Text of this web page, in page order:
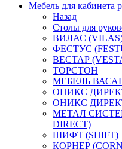
Мебель для кабинета
Назад
Столы для
ВИЛАС
ФЕСТУС
ВЕСТАР
ТОРСТОН
МЕБЕЛЬ
ОНИКС
ОНИКС
МЕТАЛ
DIRECT)
ШИФТ (SHIFT)
КОРНЕР